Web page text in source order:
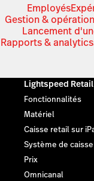
Employés
Gestion &
Lancement
Rapports & analytics
Lightspeed Retail
Fonctionnalités
Matériel
Caisse retail sur
Système de caisse
Prix
Omnicanal